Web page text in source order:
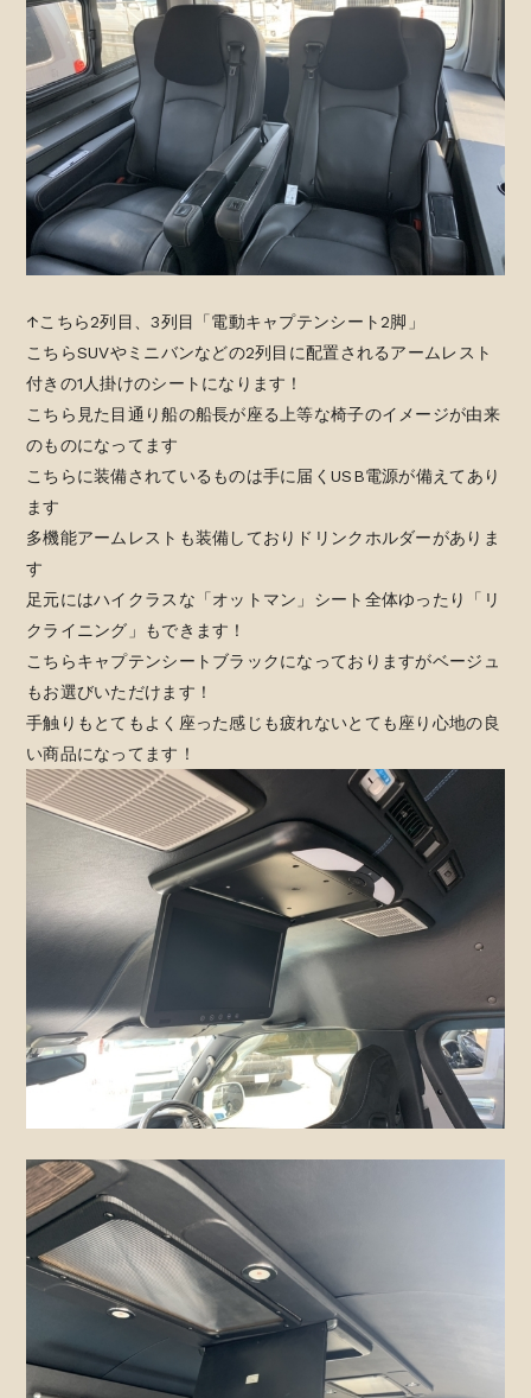
↑こちら2列目、3列目「電動キャプテンシート2脚」
こちらSUVやミニバンなどの2列目に配置されるアームレスト
付きの1人掛けのシートになります！
こちら見た目通り船の船長が座る上等な椅子のイメージが由来
のものになってます
こちらに装備されているものは手に届くUSB電源が備えてあり
ます
多機能アームレストも装備しておりドリンクホルダーがありま
す
足元にはハイクラスな「オットマン」シート全体ゆったり「リ
クライニング」もできます！
こちらキャプテンシートブラックになっておりますがベージュ
もお選びいただけます！
手触りもとてもよく座った感じも疲れないとても座り心地の良
い商品になってます！